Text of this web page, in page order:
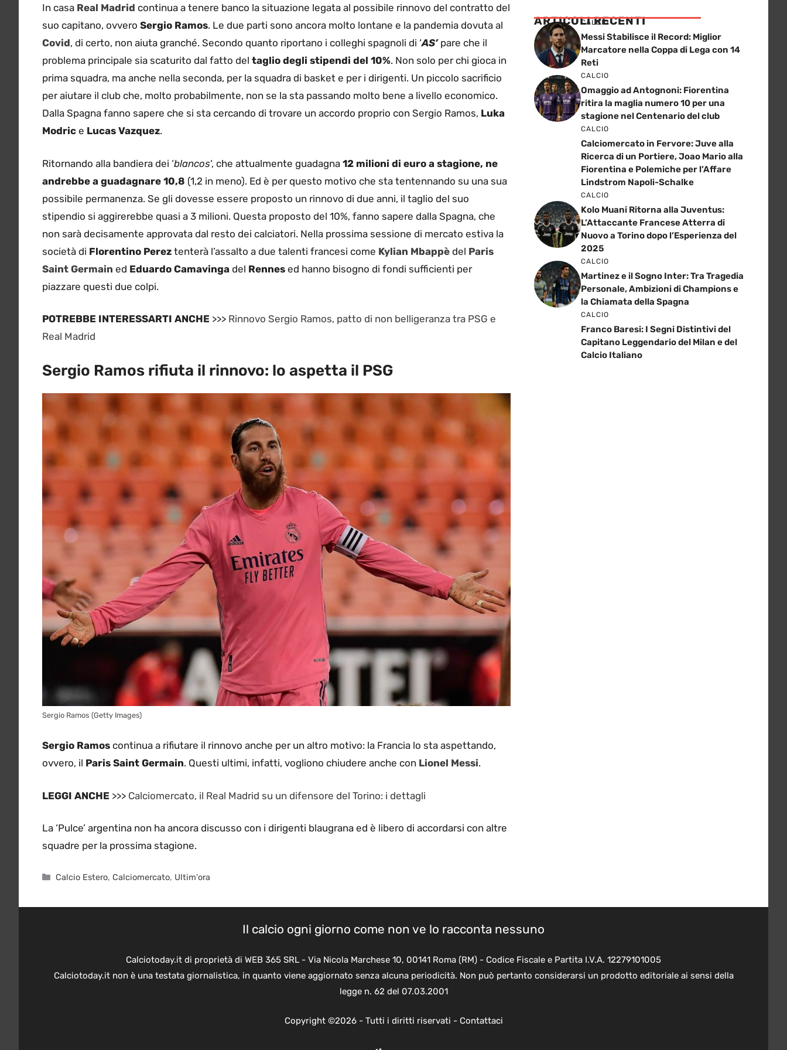
In casa Real Madrid continua a tenere banco la situazione legata al possibile rinnovo del contratto del
suo capitano, ovvero Sergio Ramos. Le due parti sono ancora molto lontane e la pandemia dovuta al
Covid, di certo, non aiuta granché. Secondo quanto riportano i colleghi spagnoli di ‘AS’pare che il
problema principale sia scaturito dal fatto del taglio degli stipendi del 10%. Non solo per chi gioca in
prima squadra, ma anche nella seconda, per la squadra di basket e per i dirigenti. Un piccolo sacrificio
per aiutare il club che, molto probabilmente, non se la sta passando molto bene a livello economico.
Dalla Spagna fanno sapere che si sta cercando di trovare un accordo proprio con Sergio Ramos, Luka
Modric e Lucas Vazquez.
Ritornando alla bandiera dei ‘blancos‘, che attualmente guadagna 12 milioni di euro a stagione, ne
andrebbe a guadagnare 10,8 (1,2 in meno). Ed è per questo motivo che sta tentennando su una sua
possibile permanenza. Se gli dovesse essere proposto un rinnovo di due anni, il taglio del suo
stipendio si aggirerebbe quasi a 3 milioni. Questa proposto del 10%, fanno sapere dalla Spagna, che
non sarà decisamente approvata dal resto dei calciatori. Nella prossima sessione di mercato estiva la
società di Florentino Perez tenterà l’assalto a due talenti francesi come Kylian Mbappè del Paris
Saint Germain ed Eduardo Camavinga del Rennes ed hanno bisogno di fondi sufficienti per
piazzare questi due colpi.
POTREBBE INTERESSARTI ANCHE >>> Rinnovo Sergio Ramos, patto di non belligeranza tra PSG e
Real Madrid
Sergio Ramos rifiuta il rinnovo: lo aspetta il PSG
Sergio Ramos (Getty Images)
Sergio Ramos continua a rifiutare il rinnovo anche per un altro motivo: la Francia lo sta aspettando,
ovvero, il Paris Saint Germain. Questi ultimi, infatti, vogliono chiudere anche con Lionel Messi.
LEGGI ANCHE >>> Calciomercato, il Real Madrid su un difensore del Torino: i dettagli
La ‘Pulce’ argentina non ha ancora discusso con i dirigenti blaugrana ed è libero di accordarsi con altre
squadre per la prossima stagione.
Categorie
Calcio Estero,Calciomercato, Ultim'ora
ARTICOLI RECENTI
CALCIO
Messi Stabilisce il Record: Miglior
Marcatore nella Coppa di Lega con 14
Reti
CALCIO
Omaggio ad Antognoni: Fiorentina
ritira la maglia numero 10 per una
stagione nel Centenario del club
CALCIO
Calciomercato in Fervore: Juve alla
Ricerca di un Portiere, Joao Mario alla
Fiorentina e Polemiche per l’Affare
Lindstrom Napoli-Schalke
CALCIO
Kolo Muani Ritorna alla Juventus:
L’Attaccante Francese Atterra di
Nuovo a Torino dopo l’Esperienza del
2025
CALCIO
Martinez e il Sogno Inter: Tra Tragedia
Personale, Ambizioni di Champions e
la Chiamata della Spagna
CALCIO
Franco Baresi: I Segni Distintivi del
Capitano Leggendario del Milan e del
Calcio Italiano
Il calcio ogni giorno come non ve lo racconta nessuno
Calciotoday.it di proprietà di WEB 365 SRL - Via Nicola Marchese 10, 00141 Roma (RM) - Codice Fiscale e Partita I.V.A. 12279101005
Calciotoday.it non è una testata giornalistica, in quanto viene aggiornato senza alcuna periodicità. Non può pertanto considerarsi un prodotto editoriale ai sensi della
legge n. 62 del 07.03.2001
Copyright ©2026 - Tutti i diritti riservati - Contattaci